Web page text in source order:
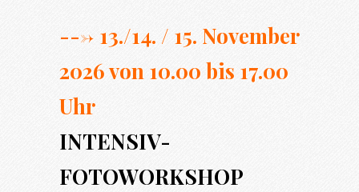
---> 13./14. / 15. November
2026 von 10.00 bis 17.00
Uhr
INTENSIV-
FOTOWORKSHOP